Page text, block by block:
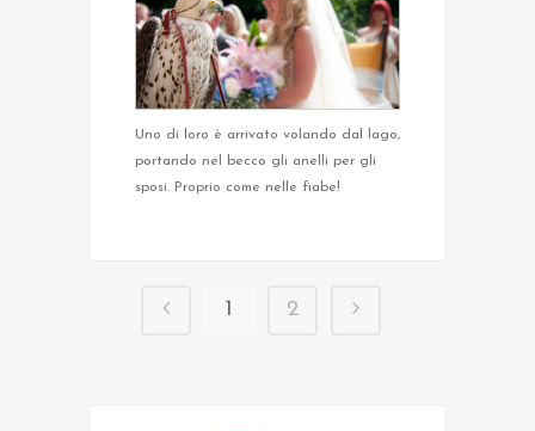
Uno di loro è arrivato volando dal lago,
portando nel becco gli anelli per gli
sposi. Proprio come nelle fiabe!
1 2